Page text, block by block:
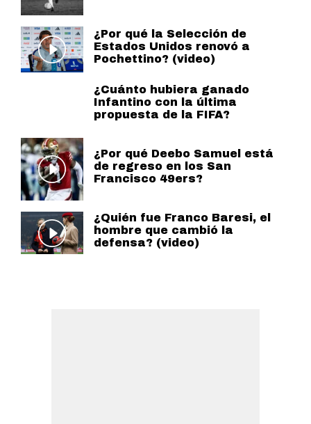
¿Por qué la Selección de
Estados Unidos renovó a
Pochettino? (video)
¿Cuánto hubiera ganado
Infantino con la última
propuesta de la FIFA?
¿Por qué Deebo Samuel está
de regreso en los San
Francisco 49ers?
¿Quién fue Franco Baresi, el
hombre que cambió la
defensa? (video)